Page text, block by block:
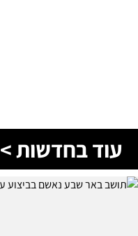
עוד בחדשות >